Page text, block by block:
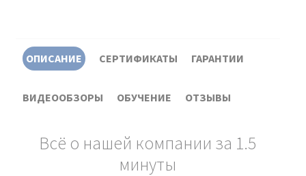
ОПИСАНИЕ СЕРТИФИКАТЫ ГАРАНТИИ
ВИДЕООБЗОРЫ ОБУЧЕНИЕ ОТЗЫВЫ
Всё о нашей компании за 1.5
минуты